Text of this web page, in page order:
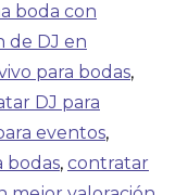
boda con
de DJ en
para bodas,
DJ para
eventos,
bodas, contratar